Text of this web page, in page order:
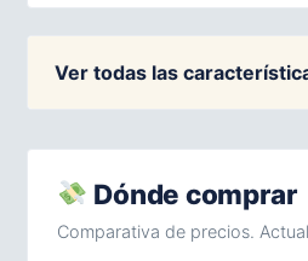
Ver todas las
Dónde comprar
Comparativa de precios.